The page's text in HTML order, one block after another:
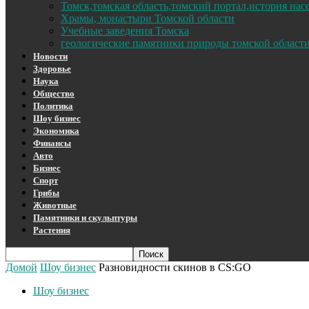
Томск,томская область,томский портал,история
Храмы, монастыри Томской области
Учебные заведения Томска
геологические памятники природы томской области
Новости
Здоровье
Наука
Общество
Политика
Шоу бизнес
Экономика
Финансы
Авто
Бизнес
Спорт
Грибы
Животные
Памятники и скульптуры
Растения
Домой Шоу бизнес Разновидности скинов в CS:GO
Шоу бизнес